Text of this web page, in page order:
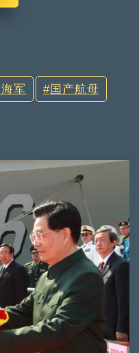
军 国产航母